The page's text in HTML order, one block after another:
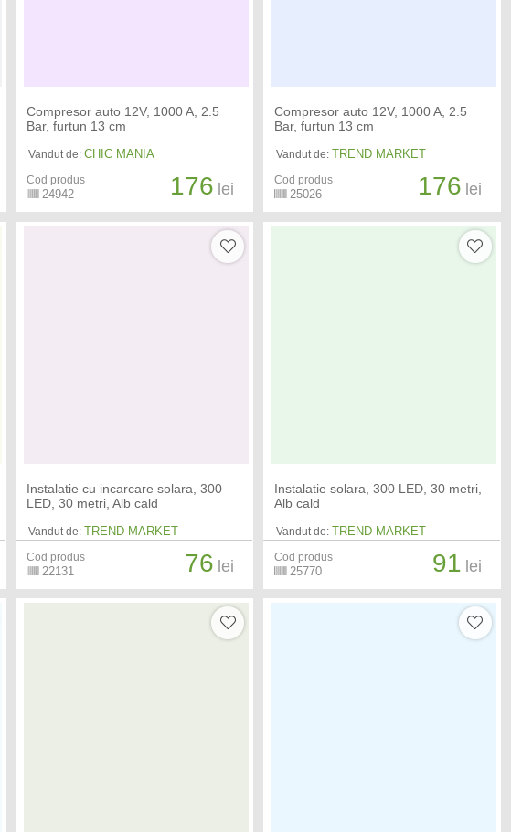
Compresor auto 12V, 1000 A, 2.5
Bar, furtun 13 cm
Vandut de: CHIC MANIA
Cod produs
24942 176 lei
Compresor auto 12V, 1000 A, 2.5
Bar, furtun 13 cm
Vandut de: TREND MARKET
Cod produs
25026 176 lei
Instalatie cu incarcare solara, 300
LED, 30 metri, Alb cald
Vandut de: TREND MARKET
Cod produs
22131 76 lei
Instalatie solara, 300 LED, 30 metri,
Alb cald
Vandut de: TREND MARKET
Cod produs
25770 91 lei